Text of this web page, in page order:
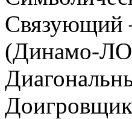
(Динамо-